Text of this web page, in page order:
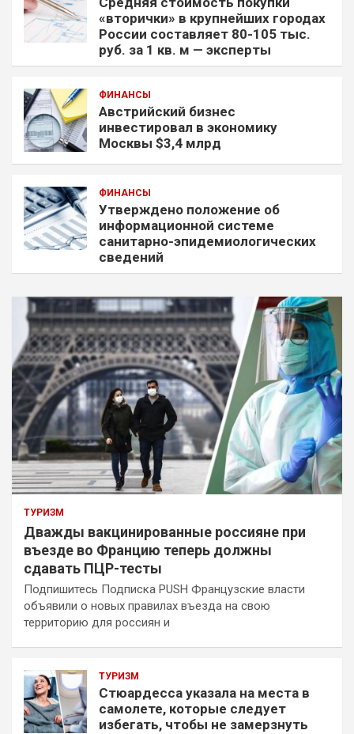
«вторички» в крупнейших городах
России составляет 80-105 тыс.
руб. за 1 кв. м — эксперты
ФИНАНСЫ
Австрийский бизнес
инвестировал в экономику
Москвы $3,4 млрд
ФИНАНСЫ
Утверждено положение об
информационной системе
санитарно-эпидемиологических
сведений
ТУРИЗМ
Дважды вакцинированные россияне при
въезде во Францию теперь должны
сдавать ПЦР-тесты
Подпишитесь Подписка PUSH Французские власти
объявили о новых правилах въезда на свою
территорию для россиян и
ТУРИЗМ
Стюардесса указала на места в
самолете, которые следует
избегать, чтобы не замерзнуть